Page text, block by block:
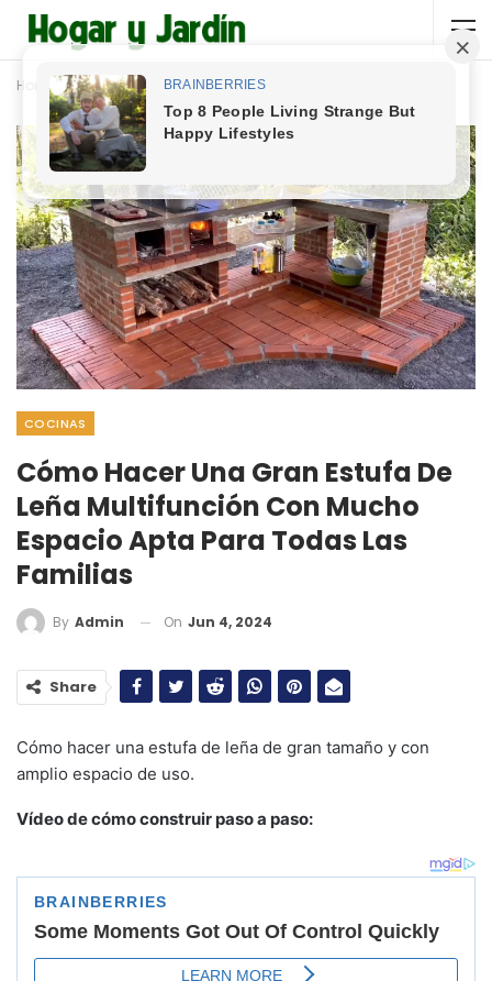
Home Cocinas
COCINAS
Cómo Hacer Una Gran Estufa De
Leña Multifunción Con Mucho
Espacio Apta Para Todas Las
Familias
By Admin On Jun 4, 2024
Share
Cómo hacer una estufa de leña de gran tamaño y con
amplio espacio de uso.
Vídeo de cómo construir paso a paso: